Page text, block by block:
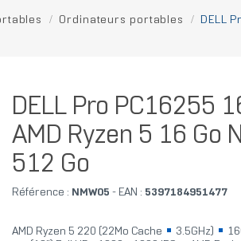
Ordinateurs portables DELL
DELL Pro PC16255
AMD Ryzen 5 16 Go
512 Go
Référence : NMW05 - EAN : 5397184951477
AMD Ryzen 5 220 (22Mo Cache 3.5GHz)